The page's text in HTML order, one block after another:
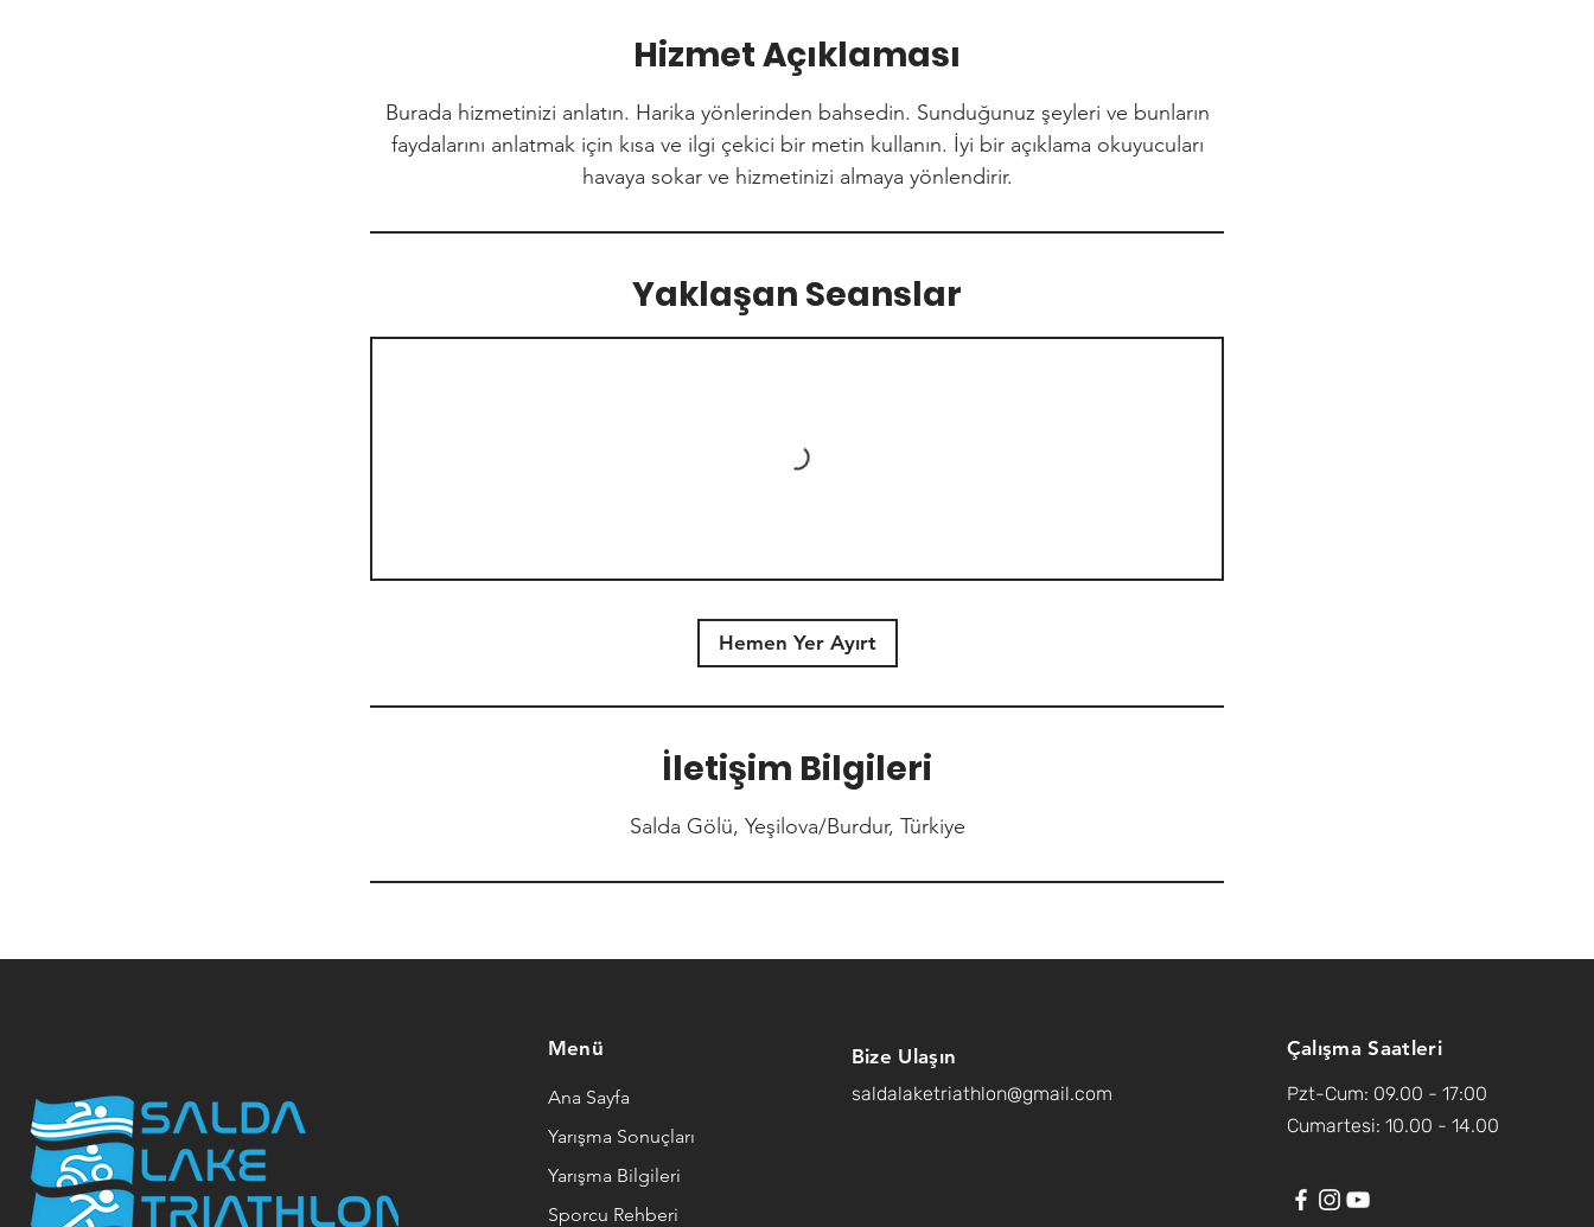
Hizmet Açıklaması
Burada hizmetinizi anlatın. Harika yönlerinden bahsedin. Sunduğunuz şeyleri ve bunların
faydalarını anlatmak için kısa ve ilgi çekici bir metin kullanın. İyi bir açıklama okuyucuları
havaya sokar ve hizmetinizi almaya yönlendirir.
Yaklaşan Seanslar
Hemen Yer Ayırt
İletişim Bilgileri
Salda Gölü, Yeşilova/Burdur, Türkiye
Menü
Ana Sayfa
Yarışma Sonuçları
Yarışma Bilgileri
Sporcu Rehberi
Bize Ulaşın
saldalaketriathlon@gmail.com
Çalışma Saatleri
Pzt-Cum: 09.00 - 17:00
Cumartesi: 10.00 - 14.00